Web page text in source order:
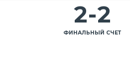
2-2
ФИНАЛЬНЫЙ СЧЕТ